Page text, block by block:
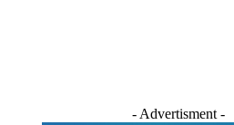
- Advertisment -